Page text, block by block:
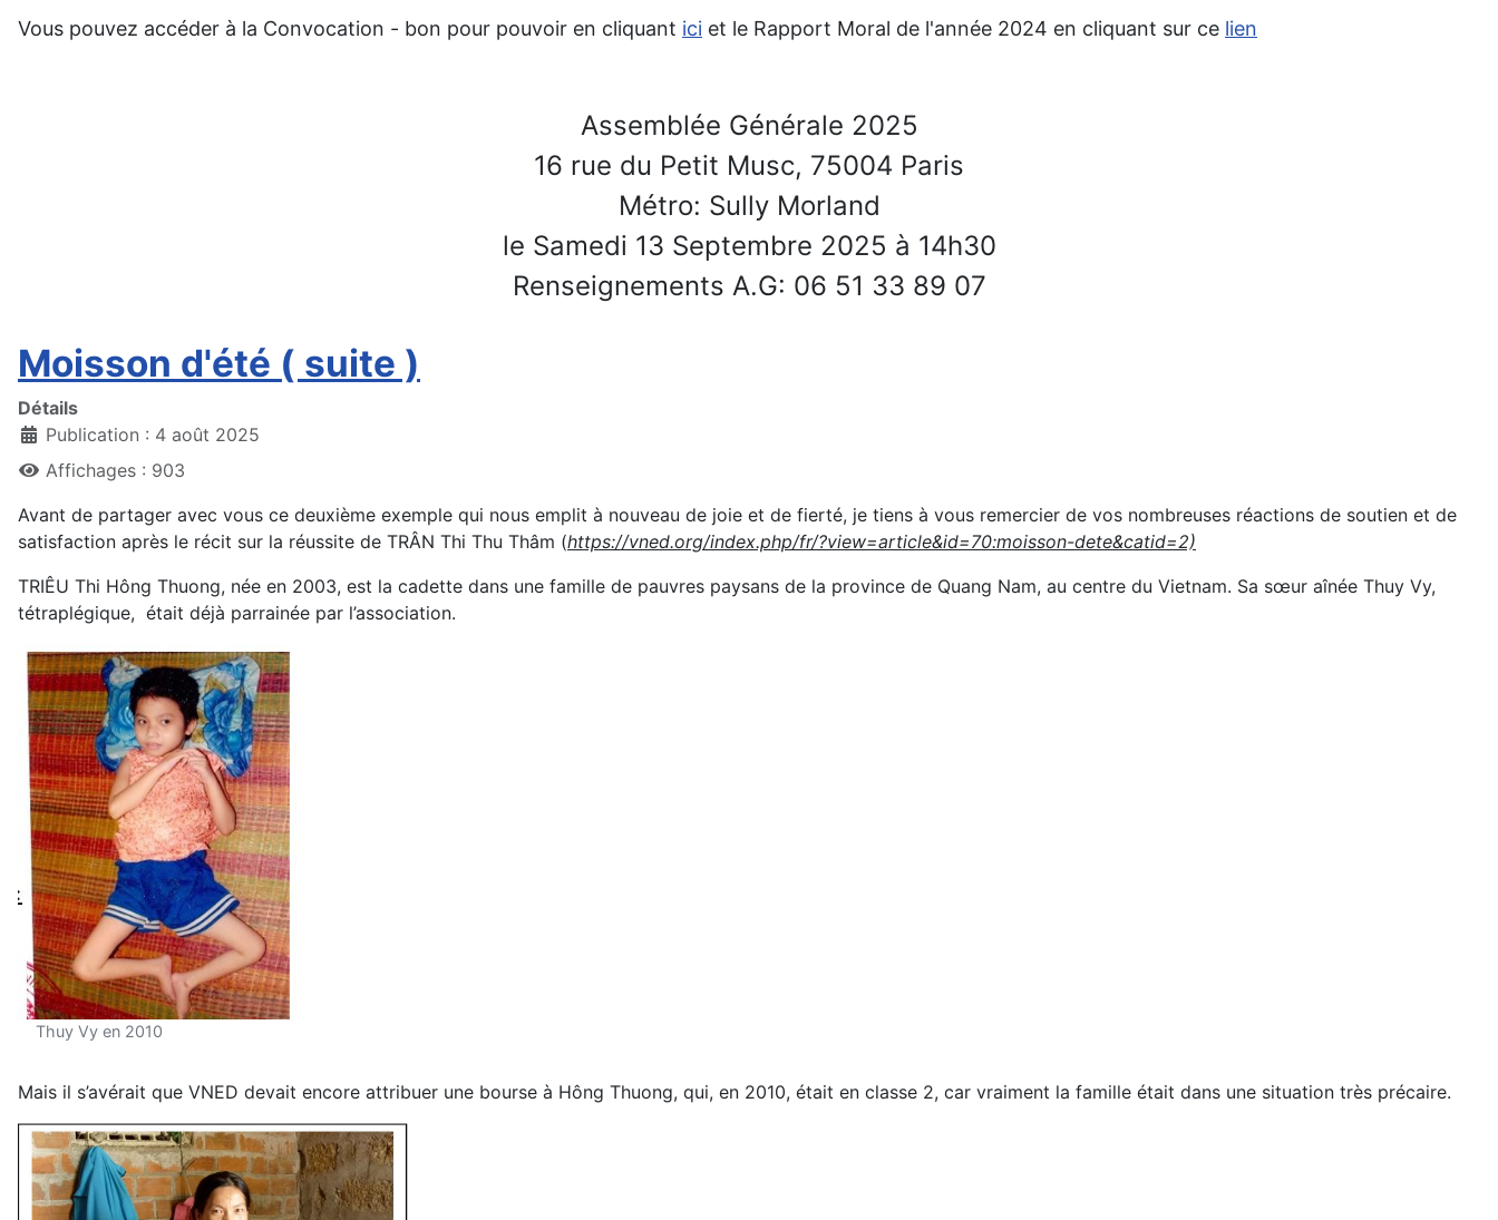
Vous pouvez accéder à la Convocation - bon pour pouvoir en cliquant ici et le Rapport Moral de l'année 2024 en cliquant sur ce lien
Assemblée Générale 2025
16 rue du Petit Musc, 75004 Paris
Métro: Sully Morland
le Samedi 13 Septembre 2025 à 14h30
Renseignements A.G: 06 51 33 89 07
Moisson d'été ( suite )
Détails
Publication : 4 août 2025
Affichages : 903
Avant de partager avec vous ce deuxième exemple qui nous emplit à nouveau de joie et de fierté, je tiens à vous remercier de vos nombreuses réactions de soutien et de
satisfaction après le récit sur la réussite de TRÂN Thi Thu Thâm (https://vned.org/index.php/fr/?view=article&id=70:moisson-dete&catid=2)
TRIÊU Thi Hông Thuong, née en 2003, est la cadette dans une famille de pauvres paysans de la province de Quang Nam, au centre du Vietnam. Sa sœur aînée Thuy Vy,
tétraplégique, était déjà parrainée par l’association.
Thuy Vy en 2010
Mais il s’avérait que VNED devait encore attribuer une bourse à Hông Thuong, qui, en 2010, était en classe 2, car vraiment la famille était dans une situation très précaire.